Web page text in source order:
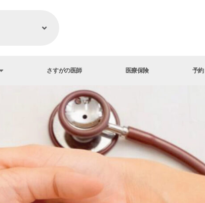
さすがの医師 医療保険 予約